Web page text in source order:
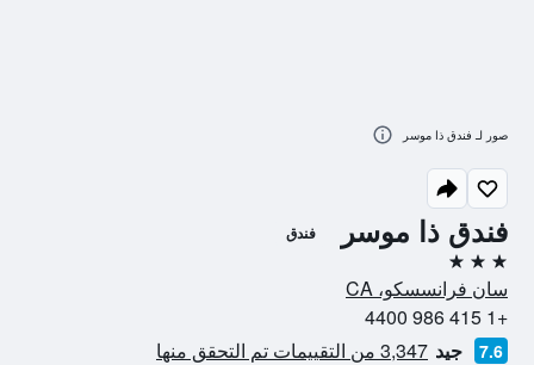
فندق ذا موسر فندق
3 نجوم
سان فرانسسكو، CA
+1 415 986 4400
7.6 جيد 3,347 من التقييمات تم التحقق منها
صور لـ فندق ذا موسر